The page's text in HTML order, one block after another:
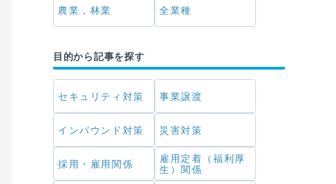
農業，林業 全業種
目的から記事を探す
セキュリティ対策 事業譲渡
インバウンド対策 災害対策
採用・雇用関係
雇用定着（福利厚
生）関係